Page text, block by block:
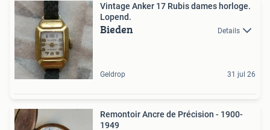
Vintage Anker 17 Rubis dames horloge.
Lopend.
Bieden Details
Geldrop 31 jul 26
Remontoir Ancre de Précision - 1900-
1949